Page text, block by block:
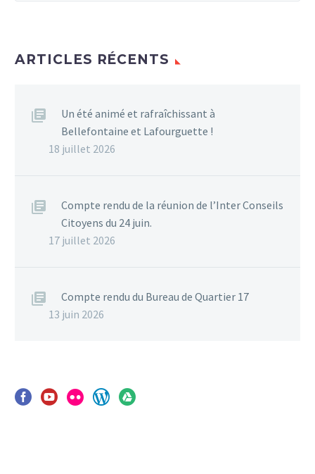
ARTICLES RÉCENTS
Un été animé et rafraîchissant à
Bellefontaine et Lafourguette !
18 juillet 2026
Compte rendu de la réunion de l’Inter Conseils
Citoyens du 24 juin.
17 juillet 2026
Compte rendu du Bureau de Quartier 17
13 juin 2026